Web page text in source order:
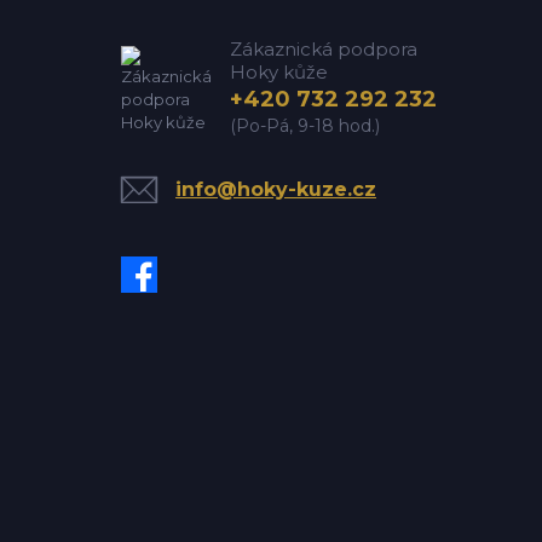
Zákaznická podpora
Hoky kůže
+420 732 292 232
(Po-Pá, 9-18 hod.)
info@hoky-kuze.cz